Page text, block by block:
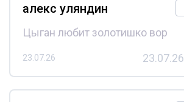
алекс уляндин
Цыган любит золотишко вор
23.07.26 23.07.26